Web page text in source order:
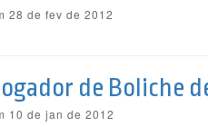
28 de fev de 2012
de Boliche
10 de jan de 2012